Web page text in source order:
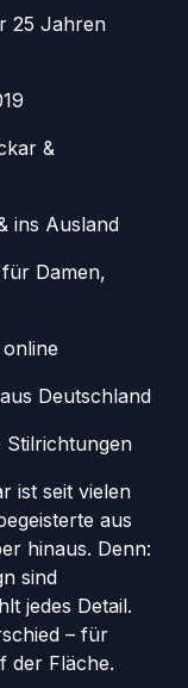
25 Jahren
&
ins Ausland
Damen,
Deutschland
ist seit vielen
aus
hinaus. Denn:
sind
jedes Detail.
– für
der Fläche.